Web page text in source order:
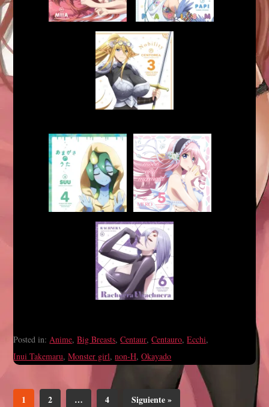
Posted in:Anime,Big Breasts,Centaur,Centauro,Ecchi,
Inui Takemaru,Monster girl,non-H,Okayado
1 2 … 4 Siguiente »